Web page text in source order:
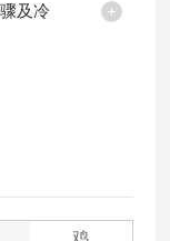
及冷
鸡